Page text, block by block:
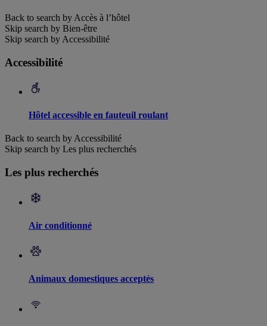
Back to search by Accès à l’hôtel
Skip search by Bien-être
Skip search by Accessibilité
Accessibilité
Hôtel accessible en fauteuil roulant
Back to search by Accessibilité
Skip search by Les plus recherchés
Les plus recherchés
Air conditionné
Animaux domestiques acceptés